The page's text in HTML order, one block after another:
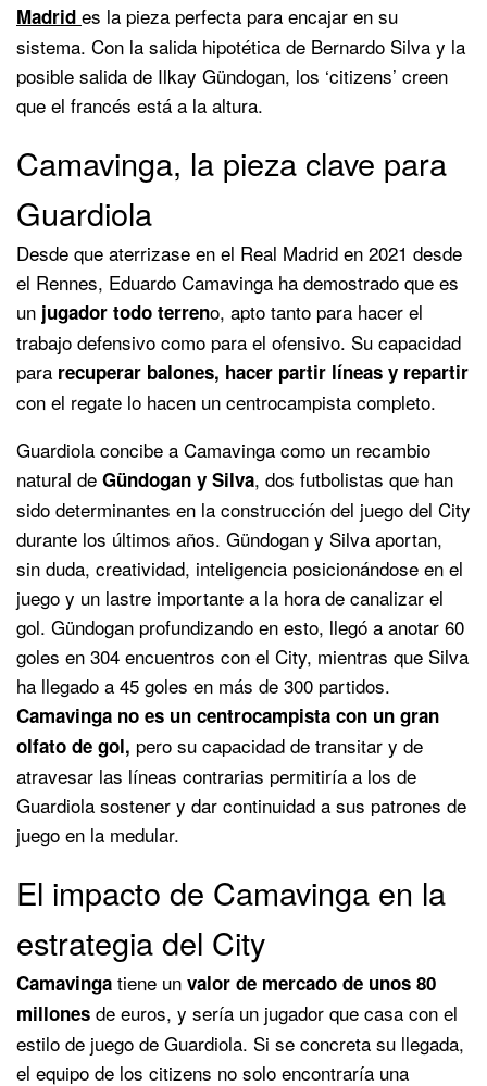
Madrid es la pieza perfecta para encajar en su
sistema. Con la salida hipotética de Bernardo Silva y la
posible salida de Ilkay Gündogan, los ‘citizens’ creen
que el francés está a la altura.
Camavinga, la pieza clave para
Guardiola
Desde que aterrizase en el Real Madrid en 2021 desde
el Rennes, Eduardo Camavinga ha demostrado que es
un jugador todo terreno, apto tanto para hacer el
trabajo defensivo como para el ofensivo. Su capacidad
para recuperar balones, hacer partir líneas y repartir
con el regate lo hacen un centrocampista completo.
Guardiola concibe a Camavinga como un recambio
natural de Gündogan y Silva, dos futbolistas que han
sido determinantes en la construcción del juego del City
durante los últimos años. Gündogan y Silva aportan,
sin duda, creatividad, inteligencia posicionándose en el
juego y un lastre importante a la hora de canalizar el
gol. Gündogan profundizando en esto, llegó a anotar 60
goles en 304 encuentros con el City, mientras que Silva
ha llegado a 45 goles en más de 300 partidos.
Camavinga no es un centrocampista con un gran
olfato de gol, pero su capacidad de transitar y de
atravesar las líneas contrarias permitiría a los de
Guardiola sostener y dar continuidad a sus patrones de
juego en la medular.
El impacto de Camavinga en la
estrategia del City
Camavinga tiene un valor de mercado de unos 80
millones de euros, y sería un jugador que casa con el
estilo de juego de Guardiola. Si se concreta su llegada,
el equipo de los citizens no solo encontraría una